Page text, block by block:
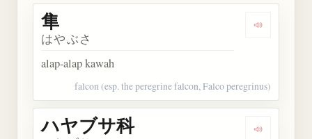
Dengarkan
隼
はやぶさ
alap-alap kawah
falcon (esp. the peregrine falcon, Falco peregrinus)
Dengarkan
ハヤブサ科